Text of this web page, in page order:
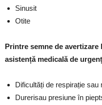
Sinusit
Otite
Printre semne de avertizare
asistență medicală de
Dificultăți de respirație sau
Durerisau presiune în